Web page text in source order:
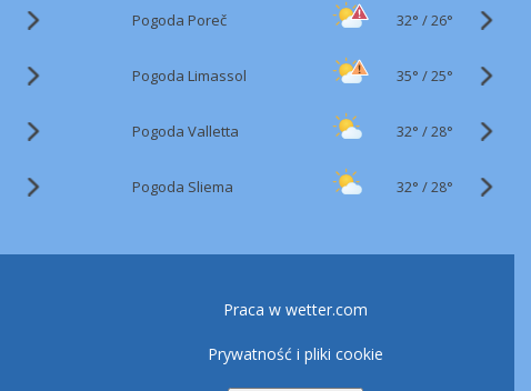
Pogoda Poreč 32° /26°
Pogoda Limassol 35° /25°
Pogoda Valletta 32° /28°
Pogoda Sliema 32° /28°
Praca w wetter.com
Prywatność i pliki cookie